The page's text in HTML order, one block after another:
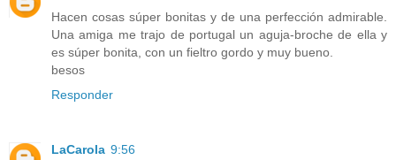
Hacen cosas súper bonitas y de una perfección admirable.
Una amiga me trajo de portugal un aguja-broche de ella y
es súper bonita, con un fieltro gordo y muy bueno.
besos
Responder
LaCarola 9:56